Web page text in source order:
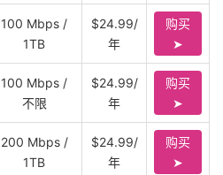
100 Mbps /
1TB
$24.99/
年
购买
➤
100 Mbps /
不限
$24.99/
年
购买
➤
200 Mbps /
1TB
$24.99/
年
购买
➤